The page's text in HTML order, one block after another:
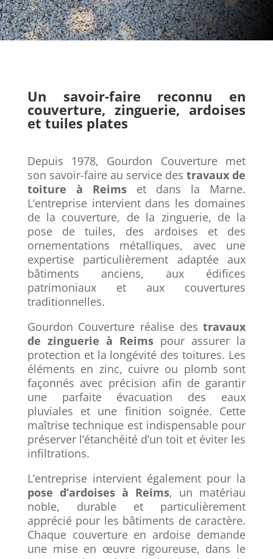
Un savoir-faire reconnu en
couverture, zinguerie, ardoises
et tuiles plates
Depuis 1978, Gourdon Couverture met
son savoir-faire au service des travaux de
toiture à Reimset dans la Marne.
L’entreprise intervient dans les domaines
de la couverture, de la zinguerie, de la
pose de tuiles, des ardoises et des
ornementations métalliques, avec une
expertise particulièrement adaptée aux
bâtiments anciens, aux édifices
patrimoniaux et aux couvertures
traditionnelles.
Gourdon Couverture réalise destravaux
de zinguerie à Reims pour assurer la
protection et la longévité des toitures. Les
éléments en zinc, cuivre ou plomb sont
façonnés avec précision afin de garantir
une parfaite évacuation des eaux
pluviales et une finition soignée. Cette
maîtrise technique est indispensable pour
préserver l’étanchéité d’un toit et éviter les
infiltrations.
L’entreprise intervient également pour la
pose d’ardoises à Reims, un matériau
noble, durable et particulièrement
apprécié pour les bâtiments de caractère.
Chaque couverture en ardoise demande
une mise en œuvre rigoureuse, dans le